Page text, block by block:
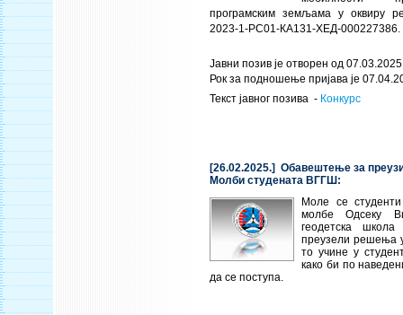
програмским земљама у оквиру
2023-1-РС01-КА131-ХЕД-000227386.
Јавни позив је отворен од
Рок за подношење пријава је
Текст јавног позива - Конкурс
[26.02.2025.] Обавештење за
Молби студената ВГГШ:
Моле се
молбе Одсеку
геодетска
преузели решења
то учине у
како би по
да се поступа.